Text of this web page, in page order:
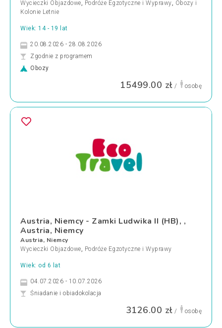
Wycieczki Objazdowe, Podróże Egzotyczne i Wyprawy, Obozy i
Kolonie Letnie
Wiek: 14 - 19 lat
20.08.2026 - 28.08.2026
Zgodnie z programem
Obozy
15499.00 zł / osobę
Austria, Niemcy - Zamki Ludwika II (HB), ,
Austria, Niemcy
Austria, Niemcy
Wycieczki Objazdowe, Podróże Egzotyczne i Wyprawy
Wiek: od 6 lat
04.07.2026 - 10.07.2026
Śniadanie i obiadokolacja
3126.00 zł / osobę